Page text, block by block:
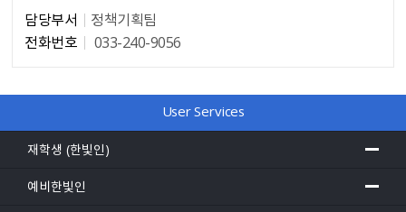
담당부서
정책기획팀
전화번호
033-240-9056
User Services
재학생 (한빛인)
예비한빛인